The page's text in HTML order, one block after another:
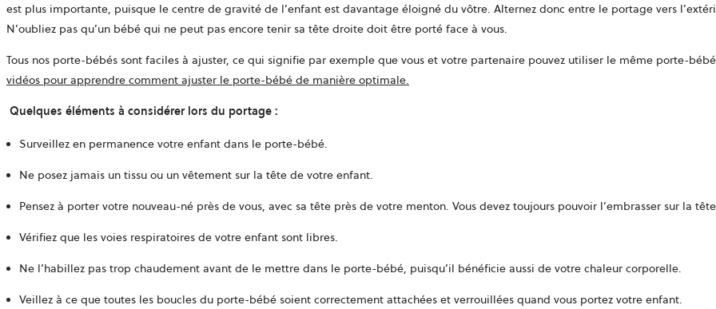
est plus importante, puisque le centre de gravité de l’enfant est davantage éloigné du vôtre. Alternez donc entre le portage vers
N’oubliez pas qu’un bébé qui ne peut pas encore tenir sa tête droite doit être porté face à vous.
Tous nos porte-bébés sont faciles à ajuster, ce qui signifie par exemple que vous et votre partenaire pouvez utiliser le même porte-
vidéos pour apprendre comment ajuster le porte-bébé de manière optimale.
Quelques éléments à considérer lors du portage :
Surveillez en permanence votre enfant dans le porte-bébé.
Ne posez jamais un tissu ou un vêtement sur la tête de votre enfant.
Pensez à porter votre nouveau-né près de vous, avec sa tête près de votre menton. Vous devez toujours pouvoir l’embrasser sur la
Vérifiez que les voies respiratoires de votre enfant sont libres.
Ne l’habillez pas trop chaudement avant de le mettre dans le porte-bébé, puisqu’il bénéficie aussi de votre chaleur corporelle.
Veillez à ce que toutes les boucles du porte-bébé soient correctement attachées et verrouillées quand vous portez votre enfant.